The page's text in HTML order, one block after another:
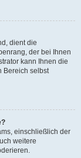
dient die
der bei Ihnen
kann Ihnen die
Bereich selbst
einschließlich der
weitere